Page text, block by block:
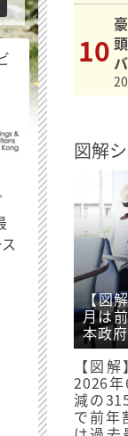
図解
【図
月は
本政
【図
2026
減の
で前年